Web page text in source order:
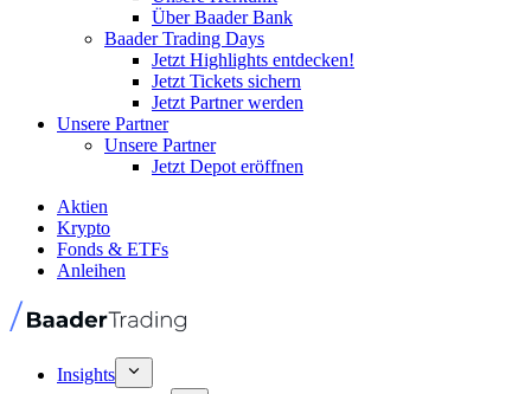
Über Baader Bank
Baader Trading Days
Jetzt Highlights entdecken!
Jetzt Tickets sichern
Jetzt Partner werden
Unsere Partner
Unsere Partner
Jetzt Depot eröffnen
Aktien
Krypto
Fonds & ETFs
Anleihen
Insights